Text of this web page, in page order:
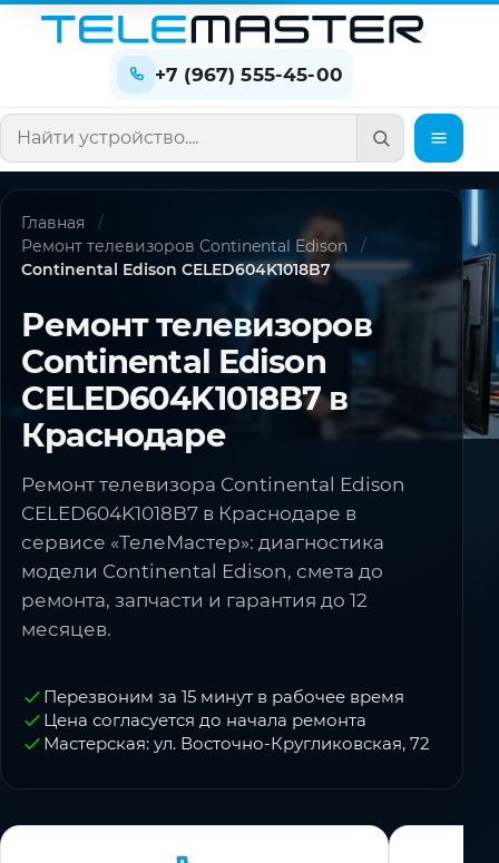
+7 (967) 555-45-00
Поиск по сайту
Главная
Ремонт телевизоров Continental Edison
Continental Edison CELED604K1018B7
Ремонт телевизоров
Continental Edison
CELED604K1018B7 в
Краснодаре
Ремонт телевизора Continental Edison
CELED604K1018B7 в Краснодаре в
сервисе «ТелеМастер»: диагностика
модели Continental Edison, смета до
ремонта, запчасти и гарантия до 12
месяцев.
Перезвоним за 15 минут в рабочее время
Цена согласуется до начала ремонта
Мастерская: ул. Восточно-Кругликовская, 72